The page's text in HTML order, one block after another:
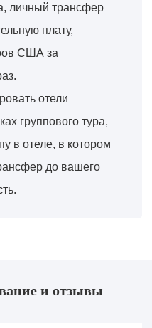
личный трансфер
плату,
США за
отели
группового тура,
в отеле, в котором
до вашего
и отзывы